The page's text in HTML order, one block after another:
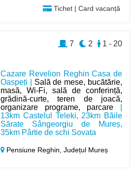
Tichet | Card vacanță
Cazare Revelion Reghin Casa de
Oaspeți | Sală de mese, bucătărie,
masă, Wi-Fi, sală de conferință,
grădină-curte, teren de joacă,
organizare programe, parcare
13km Castelul Teleki, 23km Băile
Sărate Sângeorgiu de Mureș,
35km Pârtie de schi Sovata
Pensiune Reghin,Județul Mureș
1 - 20
2
7